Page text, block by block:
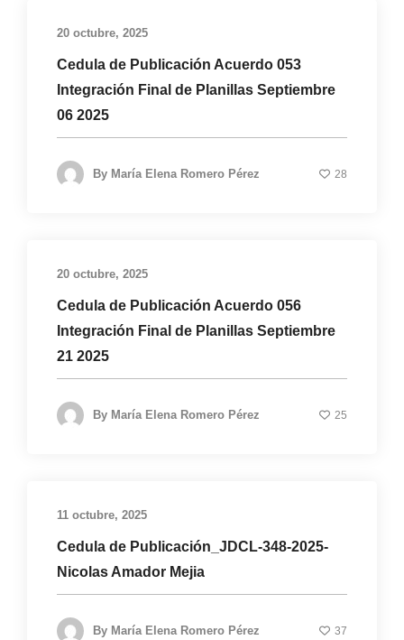
20 octubre, 2025
Cedula de Publicación Acuerdo 053
Integración Final de Planillas Septiembre
06 2025
By María Elena Romero Pérez 28
20 octubre, 2025
Cedula de Publicación Acuerdo 056
Integración Final de Planillas Septiembre
21 2025
By María Elena Romero Pérez 25
11 octubre, 2025
Cedula de Publicación_JDCL-348-2025-
Nicolas Amador Mejia
By María Elena Romero Pérez 37